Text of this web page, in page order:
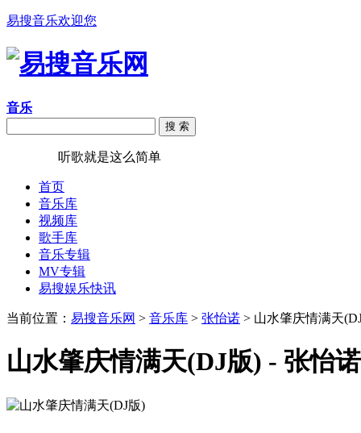
易搜音乐欢迎您
音乐
搜 索
听歌就是这么简单
首页
音乐库
视频库
歌手库
音乐专辑
MV专辑
易搜娱乐快讯
当前位置： 易搜音乐网 > 音乐库 > 张怡诺 > 山水肇庆情满天
山水肇庆情满天(DJ版) - 张怡诺